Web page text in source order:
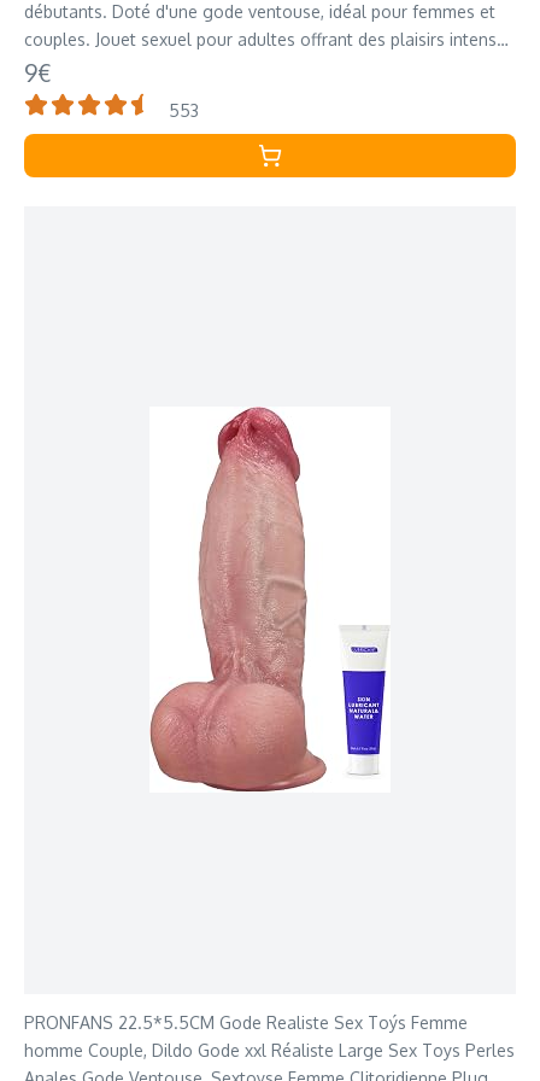
débutants. Doté d'une gode ventouse, idéal pour femmes et
couples. Jouet sexuel pour adultes offrant des plaisirs intenses
sex toys
9€
553
PRONFANS 22.5*5.5CM Gode Realiste Sex Toýs Femme
homme Couple, Dildo Gode xxl Réaliste Large Sex Toys Perles